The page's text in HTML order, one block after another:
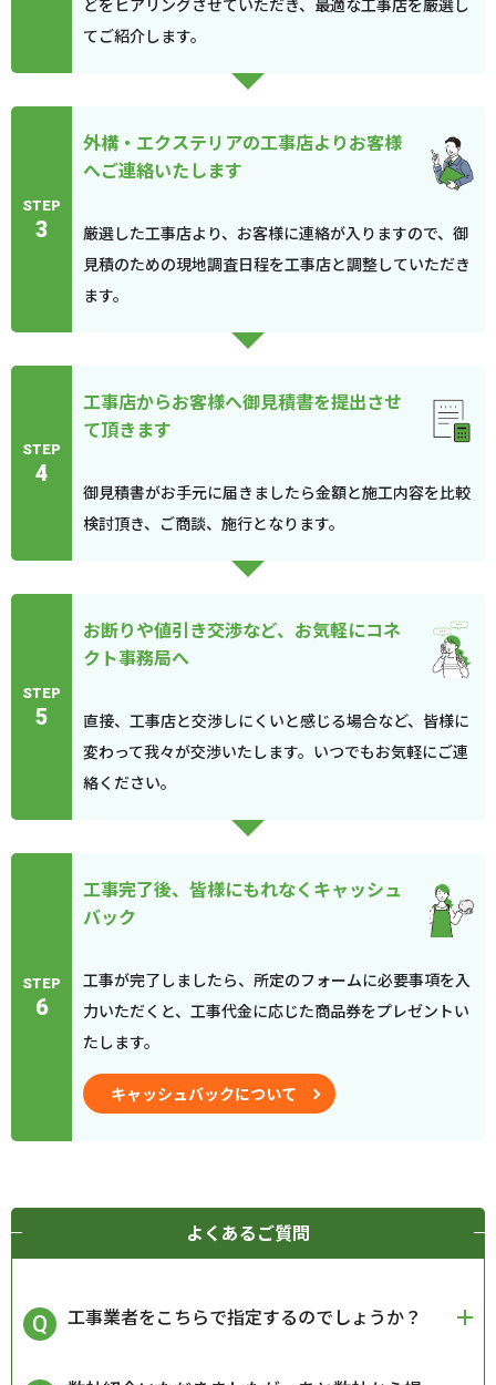
どをヒアリングさせていただき、最適な工事店を厳選し
てご紹介します。
STEP
3
外構・エクステリアの工事店よりお客様
へご連絡いたします
厳選した工事店より、お客様に連絡が入りますので、御
見積のための現地調査日程を工事店と調整していただき
ます。
STEP
4
工事店からお客様へ御見積書を提出させ
て頂きます
御見積書がお手元に届きましたら金額と施工内容を比較
検討頂き、ご商談、施行となります。
STEP
5
お断りや値引き交渉など、お気軽にコネ
クト事務局へ
直接、工事店と交渉しにくいと感じる場合など、皆様に
変わって我々が交渉いたします。いつでもお気軽にご連
絡ください。
STEP
6
工事完了後、皆様にもれなくキャッシュ
バック
工事が完了しましたら、所定のフォームに必要事項を入
力いただくと、工事代金に応じた商品券をプレゼントい
たします。
キャッシュバックについて
よくあるご質問
工事業者をこちらで指定するのでしょうか？